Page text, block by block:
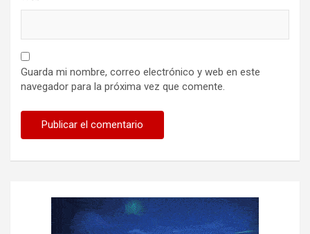
Guarda mi nombre, correo electrónico y web en este
navegador para la próxima vez que comente.